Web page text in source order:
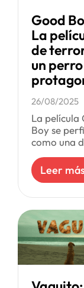
Good
La
de
un perro
26/08/2025
La película
Boy se
como una
propuestas
esta
cines, y no
menos:
Leer